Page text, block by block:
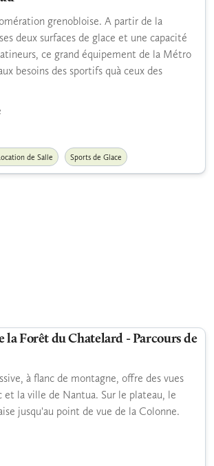
grenobloise. A partir de la
deux surfaces de glace et une capacité
ce grand équipement de la Métro
besoins des sportifs quà ceux des
de Salle Sports de Glace
la Forêt du Chatelard - Parcours de
à flanc de montagne, offre des vues
et la ville de Nantua. Sur le plateau, le
jusqu'au point de vue de la Colonne.